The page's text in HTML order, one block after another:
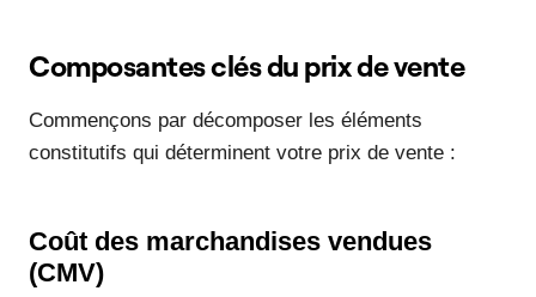
Composantes clés du prix de vente
Commençons par décomposer les éléments
constitutifs qui déterminent votre prix de vente :
Coût des marchandises vendues
(CMV)